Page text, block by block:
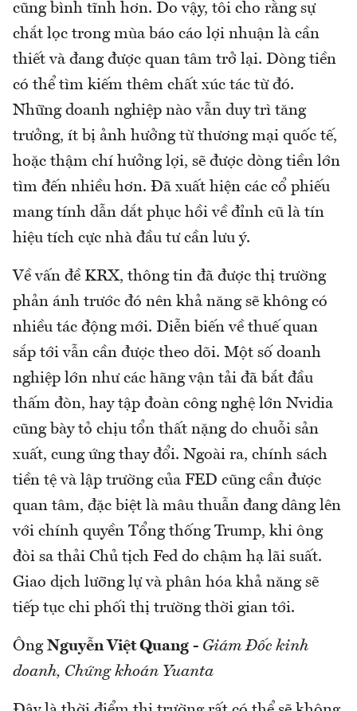
cũng bình tĩnh hơn. Do vậy, tôi cho rằng sự
chắt lọc trong mùa báo cáo lợi nhuận là cần
thiết và đang được quan tâm trở lại. Dòng tiền
có thể tìm kiếm thêm chất xúc tác từ đó.
Những doanh nghiệp nào vẫn duy trì tăng
trưởng, ít bị ảnh hưởng từ thương mại quốc tế,
hoặc thậm chí hưởng lợi, sẽ được dòng tiền lớn
tìm đến nhiều hơn. Đã xuất hiện các cổ phiếu
mang tính dẫn dắt phục hồi về đỉnh cũ là tín
hiệu tích cực nhà đầu tư cần lưu ý.
Về vấn đề KRX, thông tin đã được thị trường
phản ánh trước đó nên khả năng sẽ không có
nhiều tác động mới. Diễn biến về thuế quan
sắp tới vẫn cần được theo dõi. Một số doanh
nghiệp lớn như các hãng vận tải đã bắt đầu
thấm đòn, hay tập đoàn công nghệ lớn Nvidia
cũng bày tỏ chịu tổn thất nặng do chuỗi sản
xuất, cung ứng thay đổi. Ngoài ra, chính sách
tiền tệ và lập trường của FED cũng cần được
quan tâm, đặc biệt là mâu thuẫn đang dâng lên
với chính quyền Tổng thống Trump, khi ông
đòi sa thải Chủ tịch Fed do chậm hạ lãi suất.
Giao dịch lưỡng lự và phân hóa khả năng sẽ
tiếp tục chi phối thị trường thời gian tới.
Ông Nguyễn Việt Quang - Giám Đốc kinh
doanh, Chứng khoán Yuanta